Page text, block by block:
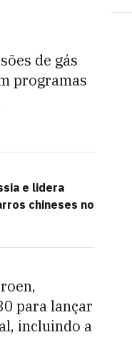
de gás
programas
e lidera
chineses no
para lançar
incluindo a